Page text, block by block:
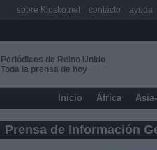
Periódicos de Reino Unido
Toda la prensa de hoy
Inicio África
Prensa de Información
sobre Kiosko.net contacto ayuda